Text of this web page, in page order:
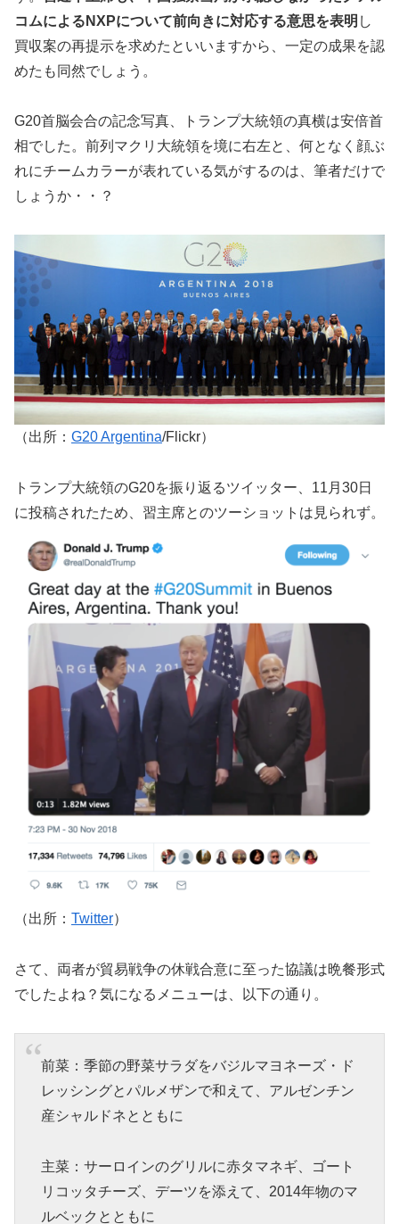
コムによるNXPについて前向きに対応する意思を表明 し
買収案の再提示を求めたといいますから、一定の成果を認
めたも同然でしょう。
G20首脳会合の記念写真、トランプ大統領の真横は安倍首
相でした。前列マクリ大統領を境に右左と、何となく顔ぶ
れにチームカラーが表れている気がするのは、筆者だけで
しょうか・・？
（出所： G20 Argentina/Flickr）
トランプ大統領のG20を振り返るツイッター、11月30日
に投稿されたため、習主席とのツーショットは見られず。
（出所： Twitter）
さて、両者が貿易戦争の休戦合意に至った協議は晩餐形式
でしたよね？気になるメニューは、以下の通り。
前菜：季節の野菜サラダをバジルマヨネーズ・ド
レッシングとパルメザンで和えて、アルゼンチン
産シャルドネとともに
主菜：サーロインのグリルに赤タマネギ、ゴート
リコッタチーズ、デーツを添えて、2014年物のマ
ルベックとともに